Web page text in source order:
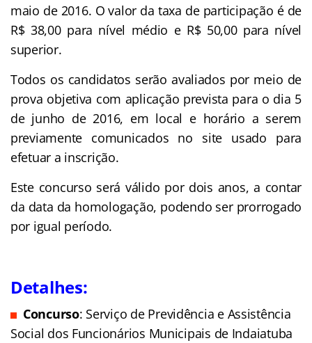
maio de 2016. O valor da taxa de participação é de
R$ 38,00 para nível médio e R$ 50,00 para nível
superior.
Todos os candidatos serão avaliados por meio de
prova objetiva com aplicação prevista para o dia 5
de junho de 2016, em local e horário a serem
previamente comunicados no site usado para
efetuar a inscrição.
Este concurso será válido por dois anos, a contar
da data da homologação, podendo ser prorrogado
por igual período.
Detalhes:
Concurso: Serviço de Previdência e Assistência
Social dos Funcionários Municipais de Indaiatuba